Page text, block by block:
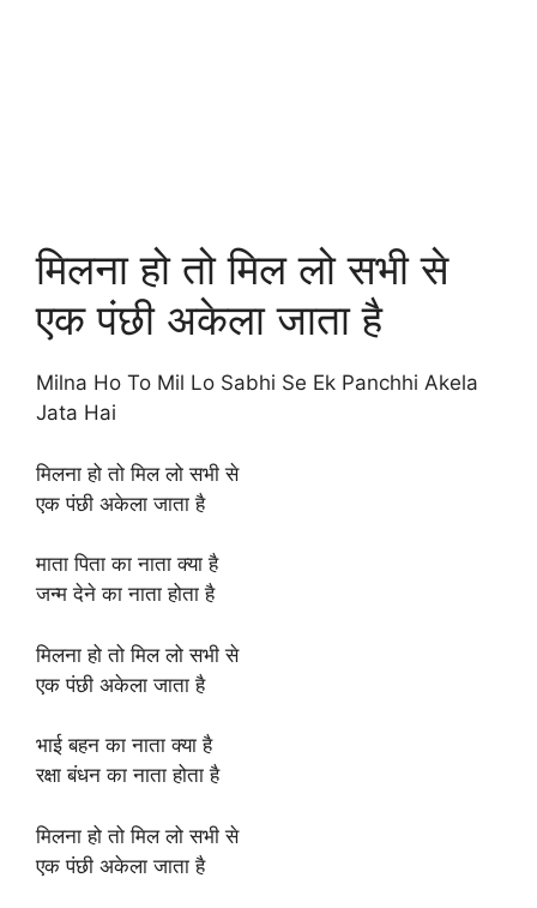
मिलना हो तो मिल लो सभी से
एक पंछी अकेला जाता है
Milna Ho To Mil Lo Sabhi Se Ek Panchhi Akela
Jata Hai
मिलना हो तो मिल लो सभी से
एक पंछी अकेला जाता है
माता पिता का नाता क्या है
जन्म देने का नाता होता है
मिलना हो तो मिल लो सभी से
एक पंछी अकेला जाता है
भाई बहन का नाता क्या है
रक्षा बंधन का नाता होता है
मिलना हो तो मिल लो सभी से
एक पंछी अकेला जाता है